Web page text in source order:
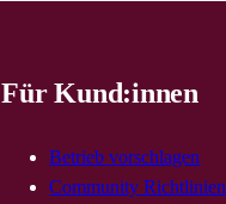
Für Kund:innen
Betrieb vorschlagen
Community Richtlinien